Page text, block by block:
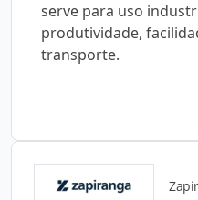
serve para uso
produtividade,
transporte.